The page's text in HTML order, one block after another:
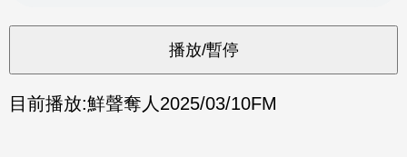
目前播放:鮮聲奪人2025/03/10FM